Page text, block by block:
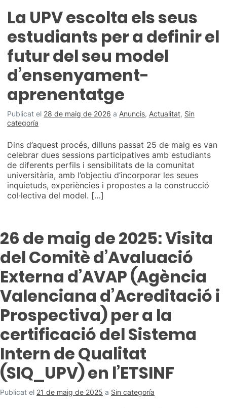
La UPV escolta els seus
estudiants per a definir el
futur del seu model
d’ensenyament-
aprenentatge
Publicat el 28 de maig de 2026 a Anuncis, Actualitat, Sin
categoría
Dins d’aquest procés, dilluns passat 25 de maig es van
celebrar dues sessions participatives amb estudiants
de diferents perfils i sensibilitats de la comunitat
universitària, amb l’objectiu d’incorporar les seues
inquietuds, experiències i propostes a la construcció
col·lectiva del model. […]
26 de maig de 2025: Visita
del Comitè d’Avaluació
Externa d’AVAP (Agència
Valenciana d’Acreditació i
Prospectiva) per a la
certificació del Sistema
Intern de Qualitat
(SIQ_UPV) en l’ETSINF
Publicat el 21 de maig de 2025 a Sin categoría